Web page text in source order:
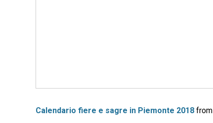
Calendario fiere e sagre in Piemonte 2018 from